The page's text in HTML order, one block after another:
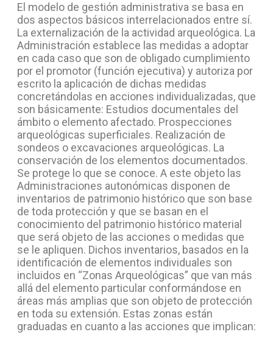
El modelo de gestión administrativa se basa en
dos aspectos básicos interrelacionados entre sí.
La externalización de la actividad arqueológica. La
Administración establece las medidas a adoptar
en cada caso que son de obligado cumplimiento
por el promotor (función ejecutiva) y autoriza por
escrito la aplicación de dichas medidas
concretándolas en acciones individualizadas, que
son básicamente: Estudios documentales del
ámbito o elemento afectado. Prospecciones
arqueológicas superficiales. Realización de
sondeos o excavaciones arqueológicas. La
conservación de los elementos documentados.
Se protege lo que se conoce. A este objeto las
Administraciones autonómicas disponen de
inventarios de patrimonio histórico que son base
de toda protección y que se basan en el
conocimiento del patrimonio histórico material
que será objeto de las acciones o medidas que
se le apliquen. Dichos inventarios, basados en la
identificación de elementos individuales son
incluidos en “Zonas Arqueológicas” que van más
allá del elemento particular conformándose en
áreas más amplias que son objeto de protección
en toda su extensión. Estas zonas están
graduadas en cuanto a las acciones que implican: